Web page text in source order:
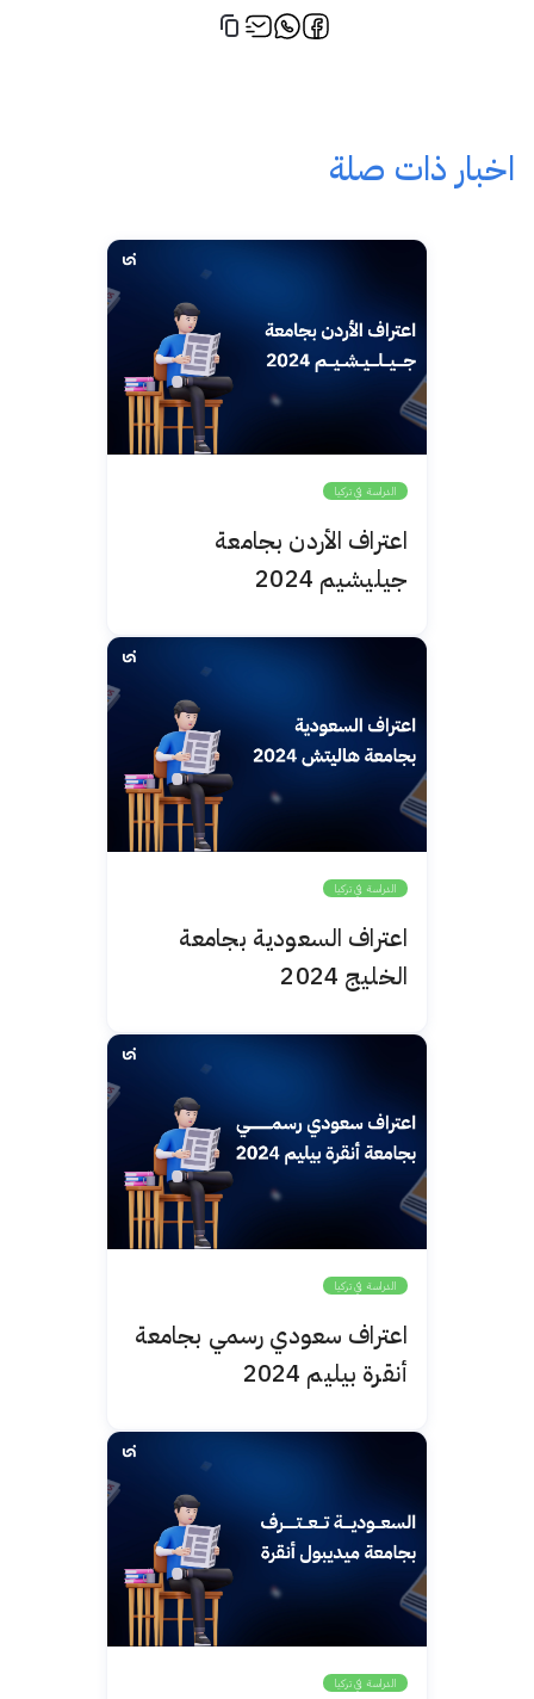
اخبار ذات صلة
الدراسة في تركيا
اعتراف الأردن بجامعة
جيليشيم 2024
الدراسة في تركيا
اعتراف السعودية بجامعة
الخليج 2024
الدراسة في تركيا
اعتراف سعودي رسمي بجامعة
أنقرة بيليم 2024
الدراسة في تركيا